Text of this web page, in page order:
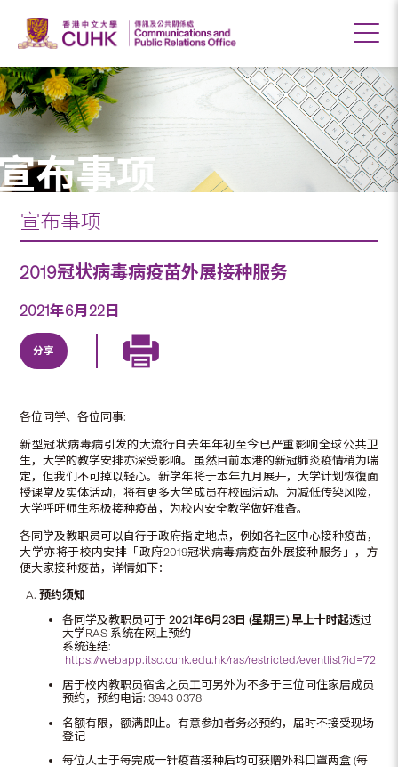
布事项
宣布事项
2019冠状病毒病疫苗外展接种服务
2021年6月22日
分享
各位同学、各位同事:
新型冠状病毒病引发的大流行自去年年初至今已严重影响全球公共卫
生，大学的教学安排亦深受影响。虽然目前本港的新冠肺炎疫情稍为喘
定，但我们不可掉以轻心。新学年将于本年九月展开，大学计划恢復面
授课堂及实体活动，将有更多大学成员在校园活动。为减低传染风险，
大学呼吁师生积极接种疫苗，为校内安全教学做好准备。
各同学及教职员可以自行于政府指定地点，例如各社区中心接种疫苗，
大学亦将于校内安排「政府2019冠状病毒病疫苗外展接种服务」，方
便大家接种疫苗，详情如下：
预约须知
各同学及教职员可于 2021年6月23日 (星期三) 早上十时起透过
大学RAS 系统在网上预约
系统连结:
https://webapp.itsc.cuhk.edu.hk/ras/restricted/eventlist?id=72
居于校内教职员宿舍之员工可另外为不多于三位同住家居成员
预约，预约电话: 3943 0378
名额有限，额满即止。有意参加者务必预约，届时不接受现场
登记
每位人士于每完成一针疫苗接种后均可获赠外科口罩两盒 (每